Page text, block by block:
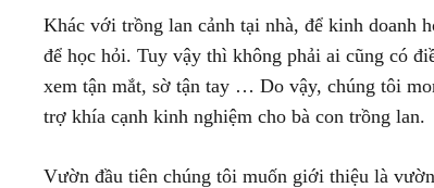
Khác với trồng lan cảnh tại nhà, để kinh doanh
để học hỏi. Tuy vậy thì không phải ai cũng có
xem tận mắt, sờ tận tay … Do vậy, chúng tôi
trợ khía cạnh kinh nghiệm cho bà con trồng lan.
Vườn đầu tiên chúng tôi muốn giới thiệu là